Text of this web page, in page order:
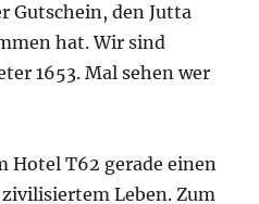
Gutschein, den Jutta
hat. Wir sind
1653. Mal sehen wer
Hotel T62 gerade einen
Leben. Zum